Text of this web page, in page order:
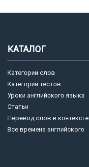
КАТАЛОГ
Категории слов
Категории тестов
Уроки английского языка
Статьи
Перевод слов в контексте
Все времена английского